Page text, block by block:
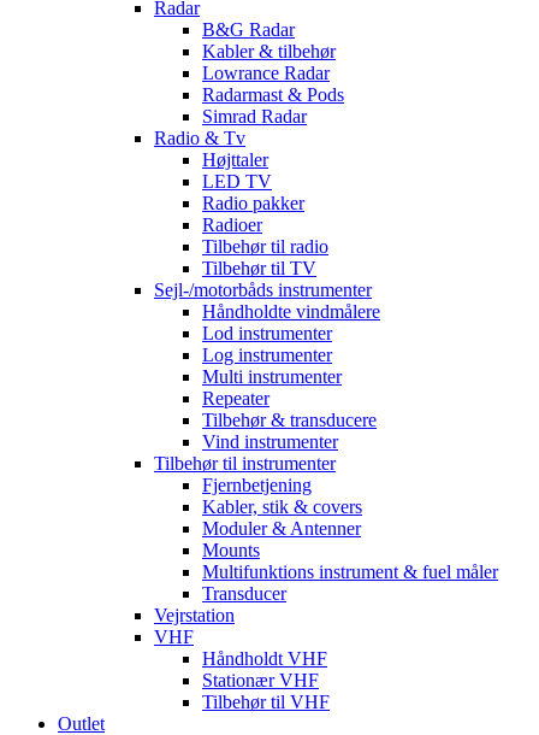
Radar
B&G Radar
Kabler & tilbehør
Lowrance Radar
Radarmast & Pods
Simrad Radar
Radio & Tv
Højttaler
LED TV
Radio pakker
Radioer
Tilbehør til radio
Tilbehør til TV
Sejl-/motorbåds instrumenter
Håndholdte vindmålere
Lod instrumenter
Log instrumenter
Multi instrumenter
Repeater
Tilbehør & transducere
Vind instrumenter
Tilbehør til instrumenter
Fjernbetjening
Kabler, stik & covers
Moduler & Antenner
Mounts
Multifunktions instrument & fuel måler
Transducer
Vejrstation
VHF
Håndholdt VHF
Stationær VHF
Tilbehør til VHF
Outlet